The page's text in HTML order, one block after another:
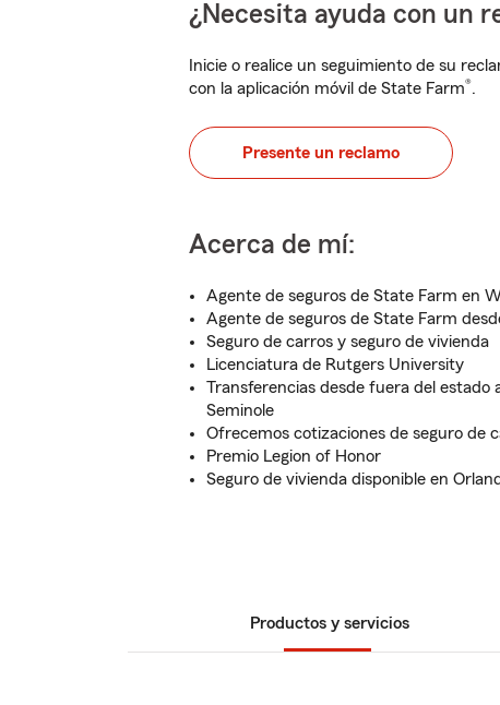
¿Necesita ayuda con un
Inicie o realice un seguimiento de su
con la aplicación móvil de State Farm®.
Presente un reclamo
Acerca de mí:
Agente de seguros de State Farm en
Agente de seguros de State Farm
Seguro de carros y seguro de vivienda
Licenciatura de Rutgers University
Transferencias desde fuera del estado
Seminole
Ofrecemos cotizaciones de seguro de
Premio Legion of Honor
Seguro de vivienda disponible en
Productos y servicios